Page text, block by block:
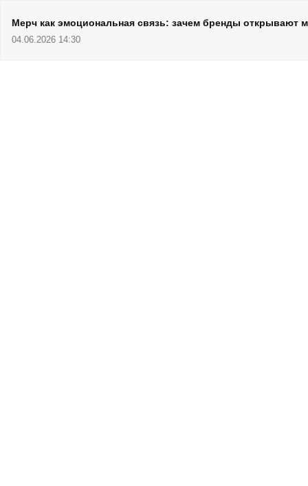
Мерч как эмоциональная связь: зачем бренды открывают
04.06.2026 14:30